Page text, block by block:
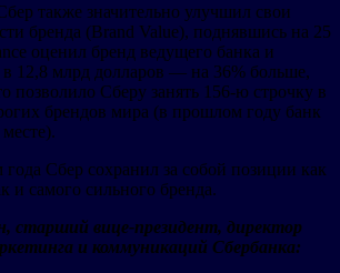
также значительно улучшил свои
бренда (Brand Value), поднявшись на 25
оценил бренд ведущего банка и
в 12,8 млрд долларов — на 36% больше,
позволило Сберу занять 156-ю строчку в
брендов мира (в прошлом году банк
Сбер сохранил за собой позиции как
и самого сильного бренда.
старший вице-президент, директор
и коммуникаций Сбербанка: